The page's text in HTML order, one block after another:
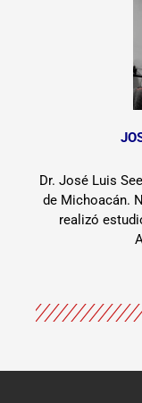
Dr. José Luis
de Michoacán.
realizó